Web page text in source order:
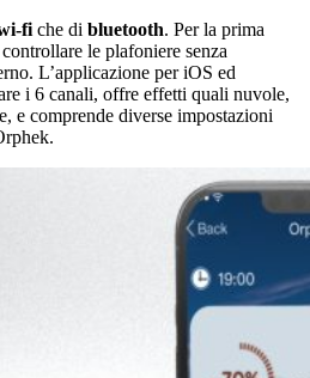
fi che di bluetooth. Per la prima
le plafoniere senza
L’applicazione per iOS ed
i 6 canali, offre effetti quali nuvole,
e comprende diverse impostazioni